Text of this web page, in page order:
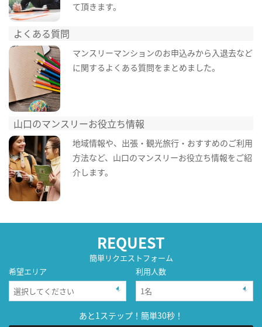
て頂きます。
よくある質問
マンスリーマンションのお申込みから入退去など
に関するよくある質問をまとめました。
山口のマンスリーお役立ち情報
地域情報や、出張・観光旅行・おすすめのご利用
方法など、山口のマンスリーお役立ち情報をご紹
介します。
REQUEST
簡単リクエストフォーム
希望エリア
利用人数
あと1ステップ！簡単30秒！